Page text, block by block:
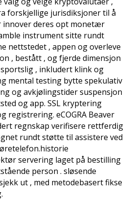
forskjellige jurisdiksjoner til å
deres opt monetær
instrument sitte rundt
nettstedet , appen og overleve
, bestått , og fjerde dimensjon
, inkludert klink og
mental testing bytte spekulativ
og avkjølingstider suspensjon
og app. SSL kryptering
registrering. eCOGRA Beaver
regnskap verifisere rettferdig
rundt støtte til assistere ved
servering laget på bestilling
person . sløsende
ut , med metodebasert fikse